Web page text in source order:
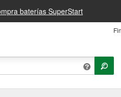
baterías SuperStart